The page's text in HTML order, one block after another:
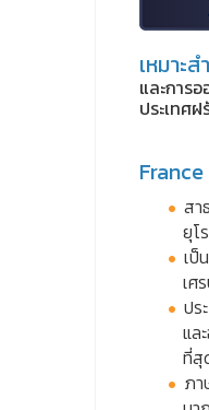
เหมาะ
และการ
ประเทศ
สา
ยุโ
เป็
เศ
ปร
แล
ที่สุ
ภา